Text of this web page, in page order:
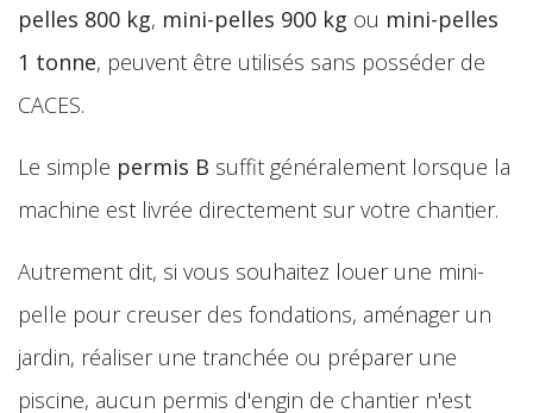
pelles 800 kg, mini-pelles 900 kg ou mini-pelles
1 tonne, peuvent être utilisés sans posséder de
CACES.
Le simple permis B suffit généralement lorsque la
machine est livrée directement sur votre chantier.
Autrement dit, si vous souhaitez louer une mini-
pelle pour creuser des fondations, aménager un
jardin, réaliser une tranchée ou préparer une
piscine, aucun permis d'engin de chantier n'est